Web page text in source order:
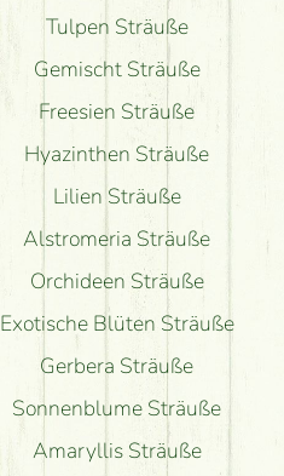
Tulpen Sträuße
Gemischt Sträuße
Freesien Sträuße
Hyazinthen Sträuße
Lilien Sträuße
Alstromeria Sträuße
Orchideen Sträuße
Exotische Blüten Sträuße
Gerbera Sträuße
Sonnenblume Sträuße
Amaryllis Sträuße